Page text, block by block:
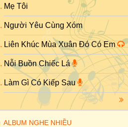
Mẹ Tôi
Người Yêu Cùng Xóm
Liên Khúc Mùa Xuân Đó Có Em
Nỗi Buồn Chiếc Lá
Làm Gì Có Kiếp Sau
ALBUM NGHE NHIỀU